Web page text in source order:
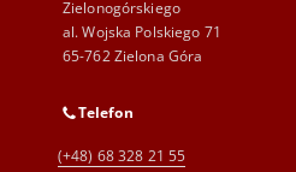
Zielonogórskiego
al. Wojska Polskiego 71
65-762 Zielona Góra
Telefon
(+48) 68 328 21 55